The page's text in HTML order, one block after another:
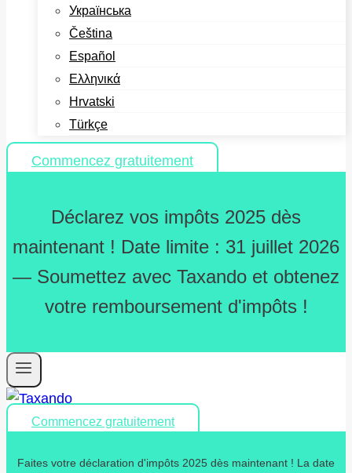
Українська
Čeština
Español
Ελληνικά
Hrvatski
Türkçe
Commencez gratuitement
Déclarez vos impôts 2025 dès
maintenant ! Date limite : 31 juillet 2026
— Soumettez avec Taxando et obtenez
votre remboursement d'impôts !
Commencez gratuitement
Faites votre déclaration d'impôts 2025 dès maintenant ! La date